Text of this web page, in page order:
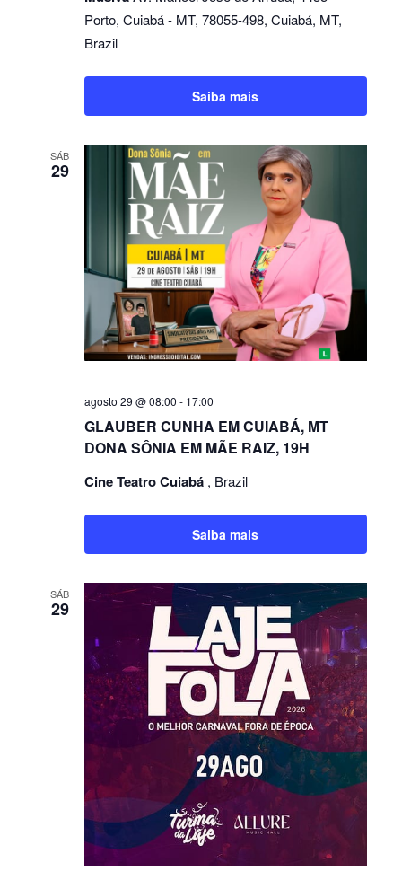
Porto, Cuiabá - MT, 78055-498, Cuiabá, MT,
Brazil
Saiba mais
SÁB
29
agosto 29 @ 08:00 - 17:00
GLAUBER CUNHA EM CUIABÁ, MT
DONA SÔNIA EM MÃE RAIZ, 19H
Cine Teatro Cuiabá , Brazil
Saiba mais
SÁB
29